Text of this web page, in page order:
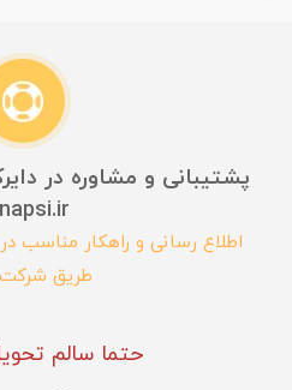
پشتیبانی و مشاوره در
اطلاع رسانی و راهکار مناسب
طریق
حتما سالم